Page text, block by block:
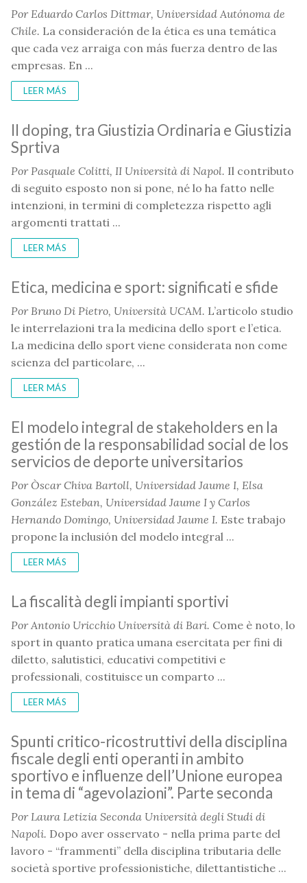
Por Eduardo Carlos Dittmar, Universidad Autónoma de
Chile. La consideración de la ética es una temática
que cada vez arraiga con más fuerza dentro de las
empresas. En ...
LEER MÁS
Il doping, tra Giustizia Ordinaria e Giustizia
Sprtiva
Por Pasquale Colitti, II Università di Napol. Il contributo
di seguito esposto non si pone, né lo ha fatto nelle
intenzioni, in termini di completezza rispetto agli
argomenti trattati ...
LEER MÁS
Etica, medicina e sport: significati e sfide
Por Bruno Di Pietro, Università UCAM. L’articolo studio
le interrelazioni tra la medicina dello sport e l’etica.
La medicina dello sport viene considerata non come
scienza del particolare, ...
LEER MÁS
El modelo integral de stakeholders en la
gestión de la responsabilidad social de los
servicios de deporte universitarios
Por Òscar Chiva Bartoll, Universidad Jaume I, Elsa
González Esteban, Universidad Jaume I y Carlos
Hernando Domingo, Universidad Jaume I. Este trabajo
propone la inclusión del modelo integral ...
LEER MÁS
La fiscalità degli impianti sportivi
Por Antonio Uricchio Università di Bari. Come è noto, lo
sport in quanto pratica umana esercitata per fini di
diletto, salutistici, educativi competitivi e
professionali, costituisce un comparto ...
LEER MÁS
Spunti critico-ricostruttivi della disciplina
fiscale degli enti operanti in ambito
sportivo e influenze dell’Unione europea
in tema di “agevolazioni”. Parte seconda
Por Laura Letizia Seconda Università degli Studi di
Napoli. Dopo aver osservato - nella prima parte del
lavoro - “frammenti” della disciplina tributaria delle
società sportive professionistiche, dilettantistiche ...